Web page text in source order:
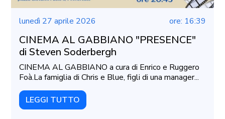
lunedì 27 aprile 2026 ore: 16:39
CINEMA AL GABBIANO "PRESENCE"
di Steven Soderbergh
CINEMA AL GABBIANO a cura di Enrico e Ruggero
Foà.La famiglia di Chris e Blue, figli di una manager...
LEGGI TUTTO